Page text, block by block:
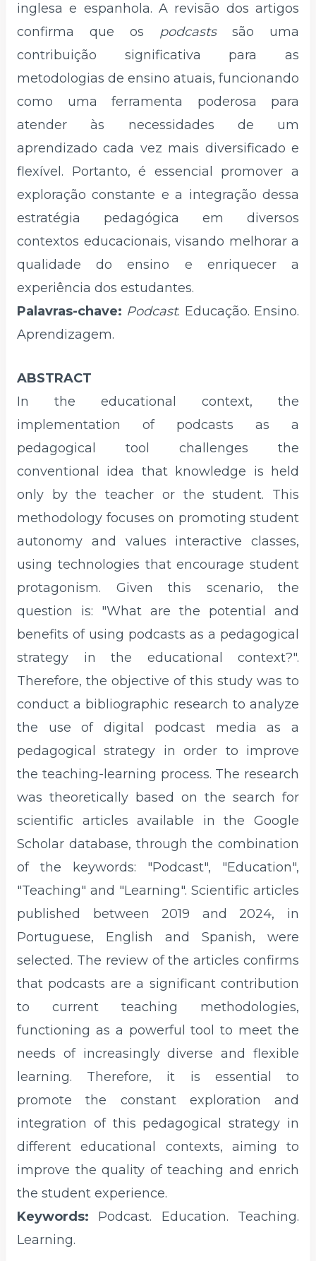
inglesa e espanhola. A revisão dos artigos
confirma que os podcasts são uma
contribuição significativa para as
metodologias de ensino atuais, funcionando
como uma ferramenta poderosa para
atender às necessidades de um
aprendizado cada vez mais diversificado e
flexível. Portanto, é essencial promover a
exploração constante e a integração dessa
estratégia pedagógica em diversos
contextos educacionais, visando melhorar a
qualidade do ensino e enriquecer a
experiência dos estudantes.
Palavras-chave: Podcast. Educação. Ensino.
Aprendizagem.
ABSTRACT
In the educational context, the
implementation of podcasts as a
pedagogical tool challenges the
conventional idea that knowledge is held
only by the teacher or the student. This
methodology focuses on promoting student
autonomy and values interactive classes,
using technologies that encourage student
protagonism. Given this scenario, the
question is: "What are the potential and
benefits of using podcasts as a pedagogical
strategy in the educational context?".
Therefore, the objective of this study was to
conduct a bibliographic research to analyze
the use of digital podcast media as a
pedagogical strategy in order to improve
the teaching-learning process. The research
was theoretically based on the search for
scientific articles available in the Google
Scholar database, through the combination
of the keywords: "Podcast", "Education",
"Teaching" and "Learning". Scientific articles
published between 2019 and 2024, in
Portuguese, English and Spanish, were
selected. The review of the articles confirms
that podcasts are a significant contribution
to current teaching methodologies,
functioning as a powerful tool to meet the
needs of increasingly diverse and flexible
learning. Therefore, it is essential to
promote the constant exploration and
integration of this pedagogical strategy in
different educational contexts, aiming to
improve the quality of teaching and enrich
the student experience.
Keywords: Podcast. Education. Teaching.
Learning.